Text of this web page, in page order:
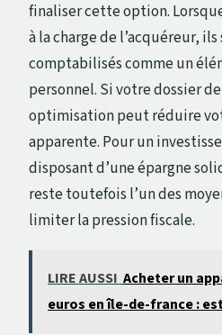
finaliser cette option.
à la charge de l’acquéreur,
comptabilisés comme un
personnel. Si votre dossier
optimisation peut réduire
apparente. Pour un
disposant d’une épargne
reste toutefois l’un des
limiter la pression fiscale.
LIRE AUSSI Acheter un
euros en île-de-france :